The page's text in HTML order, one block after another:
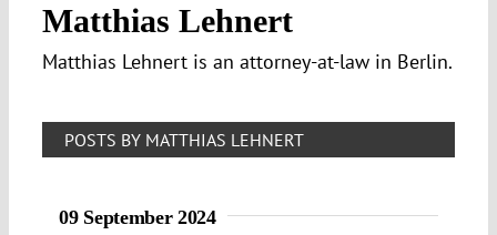
Matthias Lehnert
Matthias Lehnert is an attorney-at-law in Berlin.
POSTS BY MATTHIAS LEHNERT
09 September 2024